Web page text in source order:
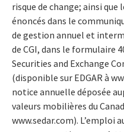
risque de change; ainsi
énoncés dans le
de gestion annuel et
de CGI, dans le formulaire
Securities and Exchange
(disponible sur EDGAR à
notice annuelle déposée
valeurs mobilières du
www.sedar.com). L’emploi